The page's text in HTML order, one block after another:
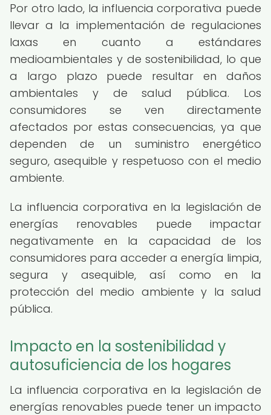
Por otro lado, la influencia corporativa puede
llevar a la implementación de regulaciones
laxas en cuanto a estándares
medioambientales y de sostenibilidad, lo que
a largo plazo puede resultar en daños
ambientales y de salud pública. Los
consumidores se ven directamente
afectados por estas consecuencias, ya que
dependen de un suministro energético
seguro, asequible y respetuoso con el medio
ambiente.
La influencia corporativa en la legislación de
energías renovables puede impactar
negativamente en la capacidad de los
consumidores para acceder a energía limpia,
segura y asequible, así como en la
protección del medio ambiente y la salud
pública.
Impacto en la sostenibilidad y
autosuficiencia de los hogares
La influencia corporativa en la legislación de
energías renovables puede tener un impacto